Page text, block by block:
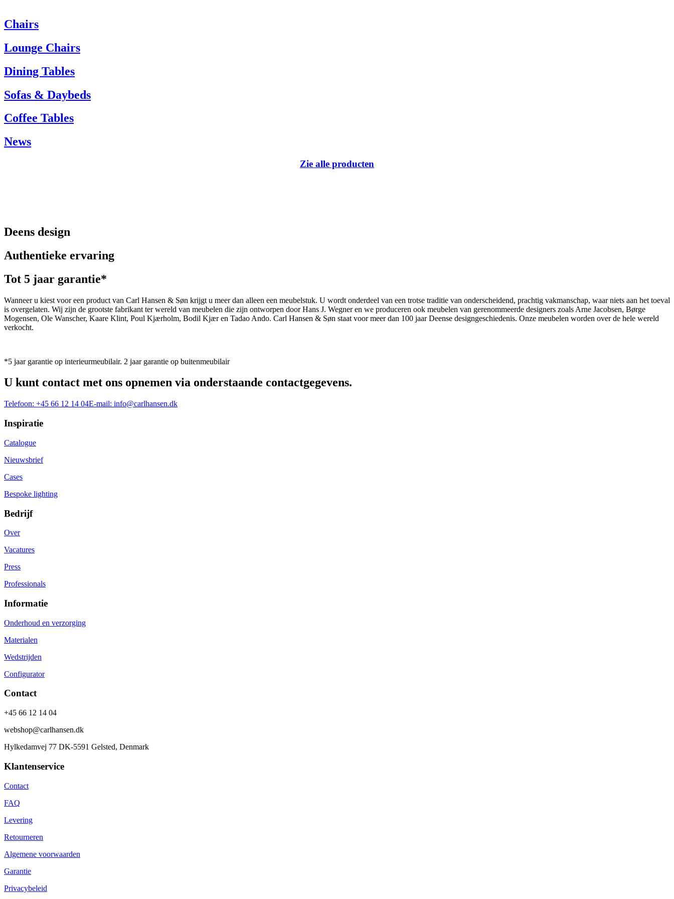
Heeft u hulp nodig? Neem dan contact op met de klantenservice via:
Tel.: +45 66 12 14 04
info@carlhansen.dk
Chairs
Lounge Chairs
Dining Tables
Sofas & Daybeds
Coffee Tables
News
Zie alle producten
Deens design
Authentieke ervaring
Tot 5 jaar garantie*
Wanneer u kiest voor een product van Carl Hansen & Søn krijgt u meer dan alleen een meubelstuk. U wordt onderdeel van een trotse traditie van onderscheidend, prachtig vakmanschap, waar niets aan het toeval
is overgelaten. Wij zijn de grootste fabrikant ter wereld van meubelen die zijn ontworpen door Hans J. Wegner en we produceren ook meubelen van gerenommeerde designers zoals Arne Jacobsen, Børge
Mogensen, Ole Wanscher, Kaare Klint, Poul Kjærholm, Bodil Kjær en Tadao Ando. Carl Hansen & Søn staat voor meer dan 100 jaar Deense designgeschiedenis. Onze meubelen worden over de hele wereld
verkocht.
*5 jaar garantie op interieurmeubilair. 2 jaar garantie op buitenmeubilair
U kunt contact met ons opnemen via onderstaande contactgegevens.
Telefoon: +45 66 12 14 04E-mail: info@carlhansen.dk
Inspiratie
Catalogue
Nieuwsbrief
Cases
Bespoke lighting
Bedrijf
Over
Vacatures
Press
Professionals
Informatie
Onderhoud en verzorging
Materialen
Wedstrijden
Configurator
Contact
+45 66 12 14 04
webshop@carlhansen.dk
Hylkedamvej 77 DK-5591 Gelsted, Denmark
Klantenservice
Contact
FAQ
Levering
Retourneren
Algemene voorwaarden
Garantie
Privacybeleid